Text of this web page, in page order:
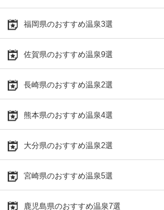
福岡県のおすすめ温泉3選
佐賀県のおすすめ温泉9選
長崎県のおすすめ温泉2選
熊本県のおすすめ温泉4選
大分県のおすすめ温泉2選
宮崎県のおすすめ温泉5選
鹿児島県のおすすめ温泉7選